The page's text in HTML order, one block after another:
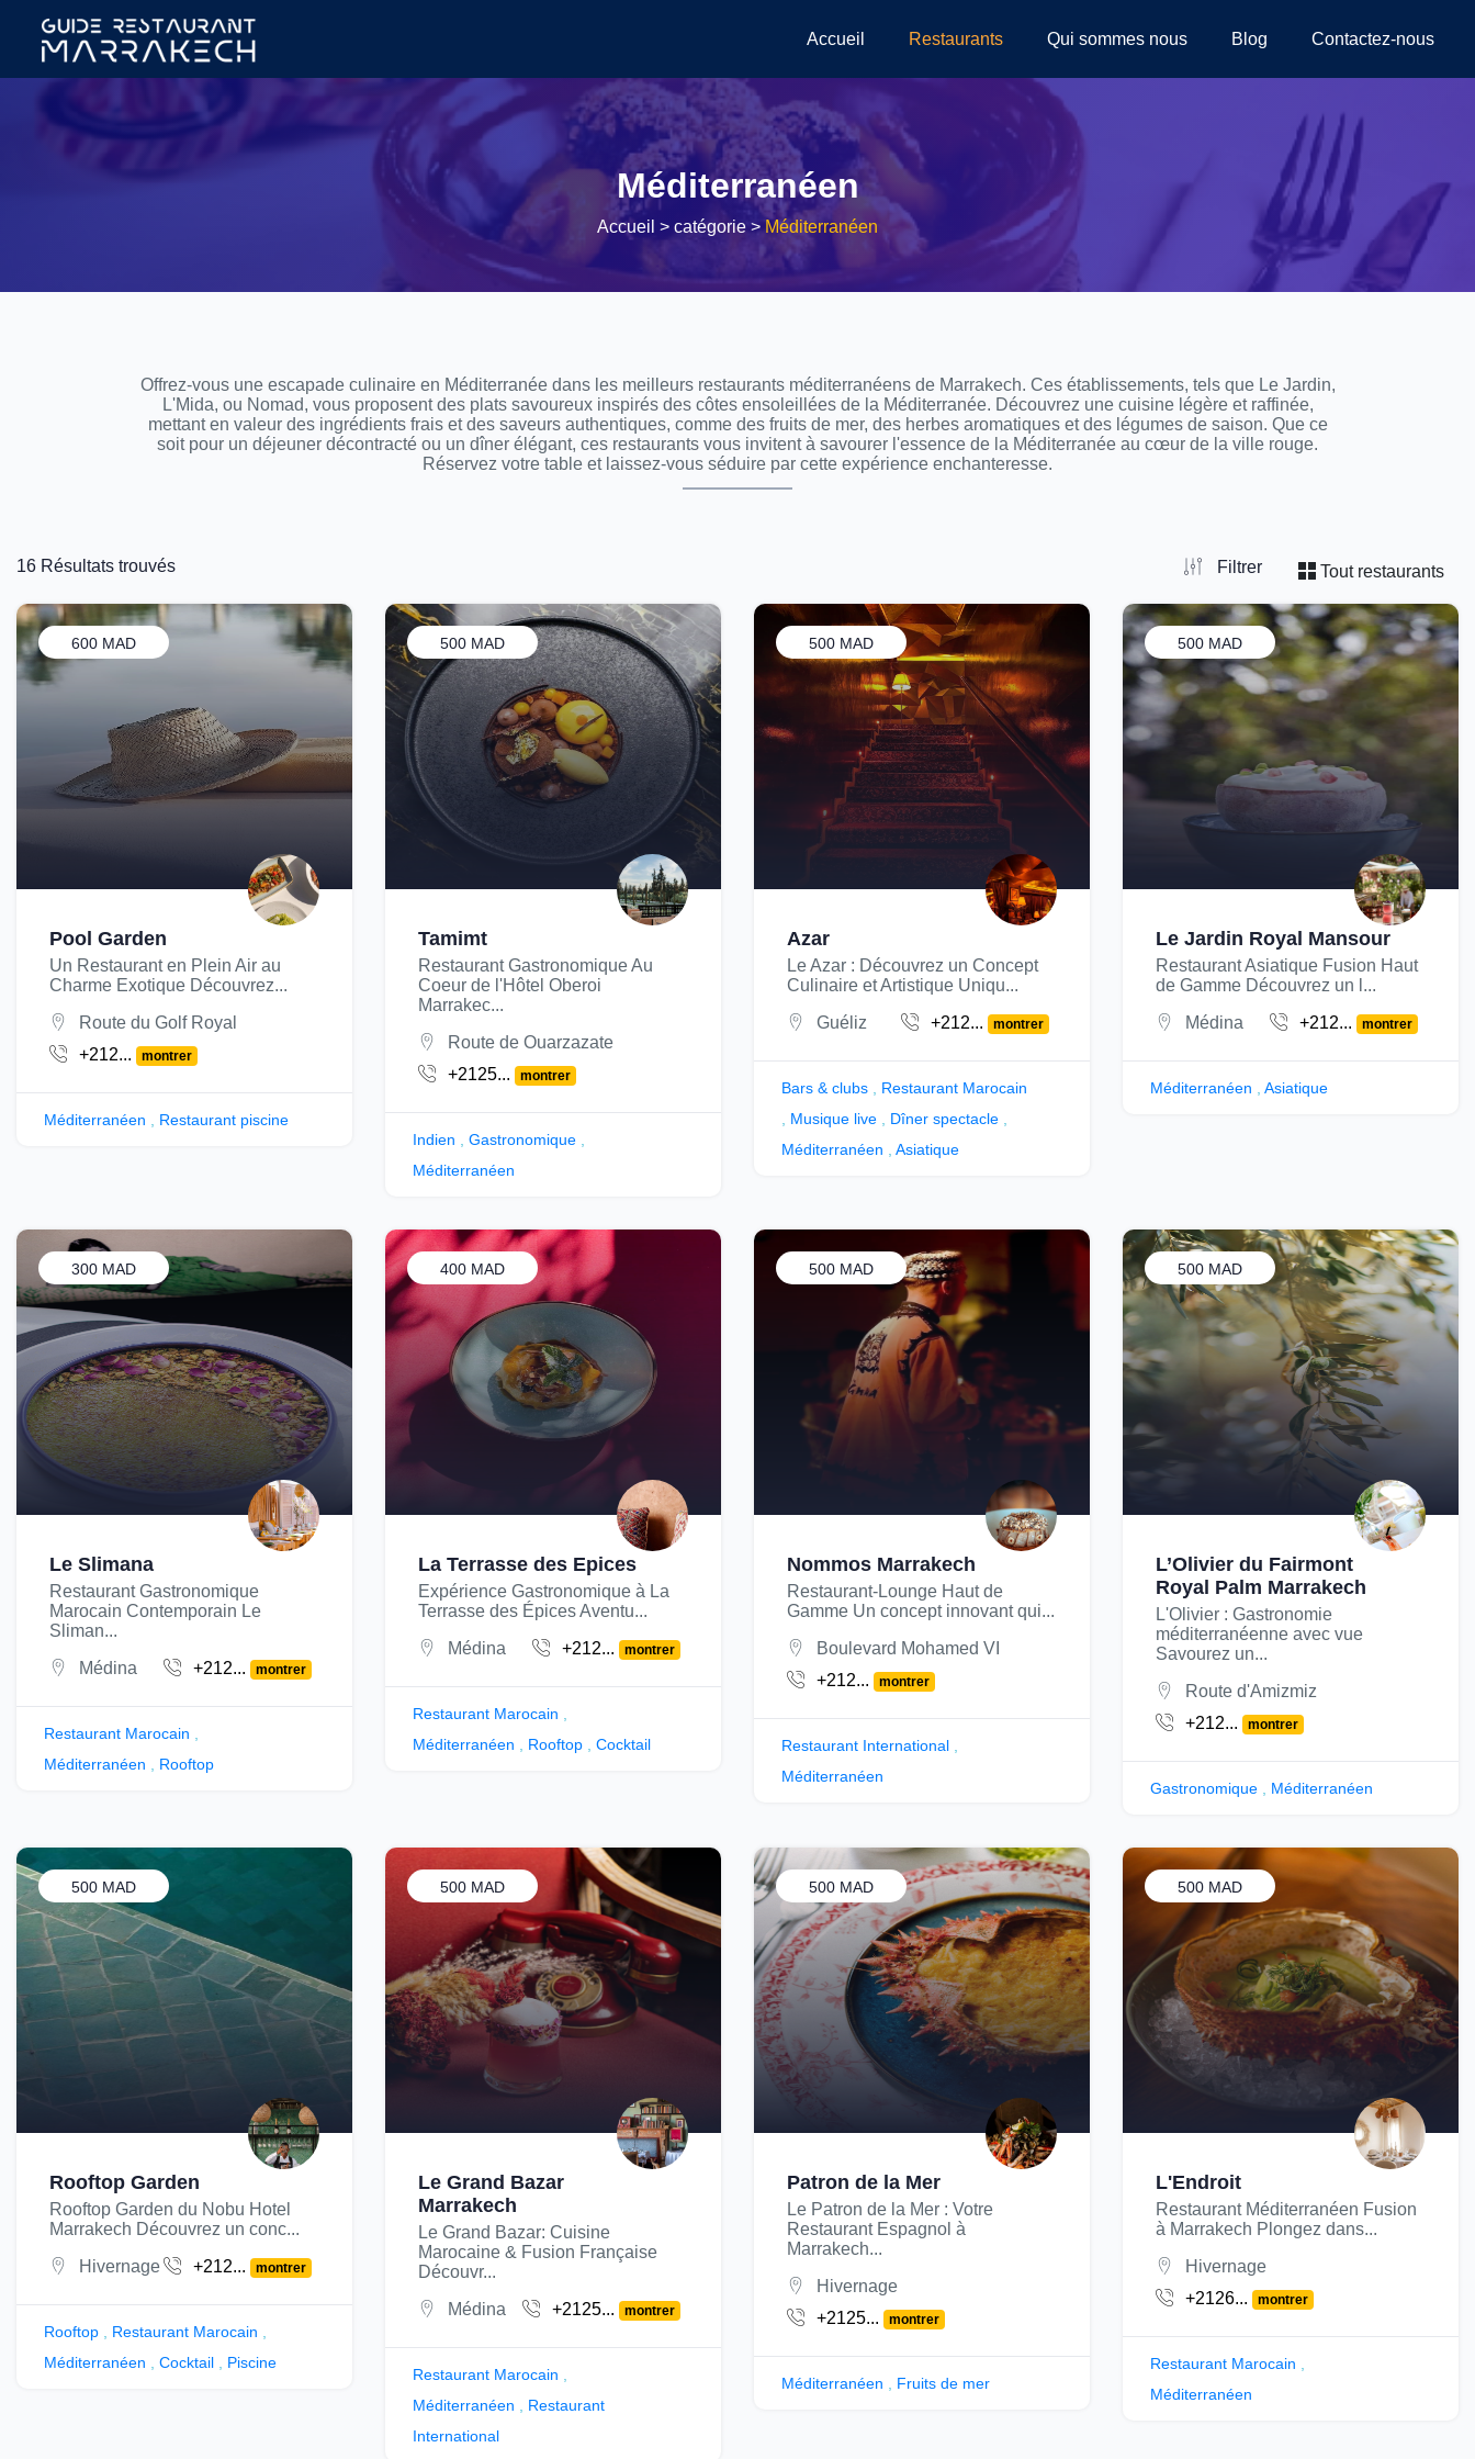
Accueil Restaurants Qui sommes nous Blog Contactez-nous
Méditerranéen
Accueil > catégorie > Méditerranéen
Offrez-vous une escapade culinaire en Méditerranée dans les meilleurs restaurants méditerranéens de Marrakech. Ces établissements, tels que Le Jardin,
L'Mida, ou Nomad, vous proposent des plats savoureux inspirés des côtes ensoleillées de la Méditerranée. Découvrez une cuisine légère et raffinée,
mettant en valeur des ingrédients frais et des saveurs authentiques, comme des fruits de mer, des herbes aromatiques et des légumes de saison. Que ce
soit pour un déjeuner décontracté ou un dîner élégant, ces restaurants vous invitent à savourer l'essence de la Méditerranée au cœur de la ville rouge.
Réservez votre table et laissez-vous séduire par cette expérience enchanteresse.
16 Résultats trouvés Filtrer Tout restaurants
600 MAD
Pool Garden
Un Restaurant en Plein Air au
Charme Exotique Découvrez...
Route du Golf Royal
+212...
montrer
Méditerranéen Restaurant piscine
500 MAD
Tamimt
Restaurant Gastronomique Au
Coeur de l'Hôtel Oberoi
Marrakec...
Route de Ouarzazate
+2125...
montrer
Indien Gastronomique
Méditerranéen
500 MAD
Azar
Le Azar : Découvrez un Concept
Culinaire et Artistique Uniqu...
Guéliz
+212... montrer
Bars & clubs
Restaurant Marocain
Musique live Dîner spectacle
Méditerranéen
Asiatique
500 MAD
Le Jardin Royal Mansour
Restaurant Asiatique Fusion Haut
de Gamme Découvrez un l...
Médina
+212... montrer
Méditerranéen Asiatique
300 MAD
Le Slimana
Restaurant Gastronomique
Marocain Contemporain Le
Sliman...
Médina
+212... montrer
Restaurant Marocain
Méditerranéen
Rooftop
400 MAD
La Terrasse des Epices
Expérience Gastronomique à La
Terrasse des Épices Aventu...
Médina
+212... montrer
Restaurant Marocain
Méditerranéen
Rooftop Cocktail
500 MAD
Nommos Marrakech
Restaurant-Lounge Haut de
Gamme Un concept innovant qui...
Boulevard Mohamed VI
+212...
montrer
Restaurant International
Méditerranéen
500 MAD
L’Olivier du Fairmont
Royal Palm Marrakech
L'Olivier : Gastronomie
méditerranéenne avec vue
Savourez un...
Route d'Amizmiz
+212...
montrer
Gastronomique Méditerranéen
500 MAD
Rooftop Garden
Rooftop Garden du Nobu Hotel
Marrakech Découvrez un conc...
Hivernage
+212... montrer
Rooftop Restaurant Marocain
Méditerranéen
Cocktail Piscine
500 MAD
Le Grand Bazar
Marrakech
Le Grand Bazar: Cuisine
Marocaine & Fusion Française
Découvr...
Médina
+2125... montrer
Restaurant Marocain
Méditerranéen
Restaurant
International
500 MAD
Patron de la Mer
Le Patron de la Mer : Votre
Restaurant Espagnol à
Marrakech...
Hivernage
+2125...
montrer
Méditerranéen Fruits de mer
500 MAD
L'Endroit
Restaurant Méditerranéen Fusion
à Marrakech Plongez dans...
Hivernage
+2126...
montrer
Restaurant Marocain
Méditerranéen